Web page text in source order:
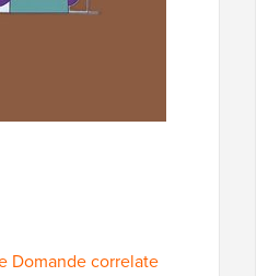
Domande correlate